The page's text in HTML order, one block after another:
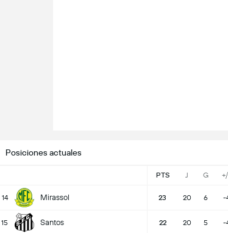
Posiciones actuales
PTS J G
14 Mirassol 23 20 6 -
15 Santos 22 20 5 -